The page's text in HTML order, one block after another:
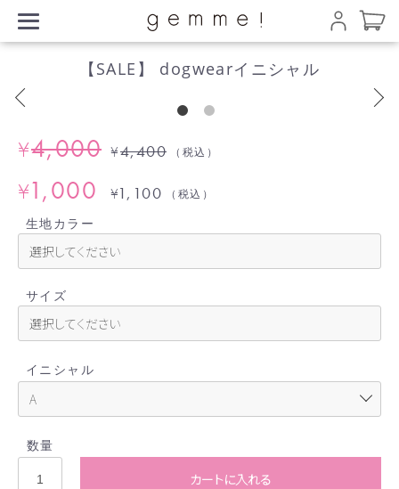
【SALE】 dogwearイニシャル
¥4,000
¥1,000
¥4,400 （税込）
¥1,100 （税込）
生地カラー
サイズ
イニシャル
数量
カートに入れる